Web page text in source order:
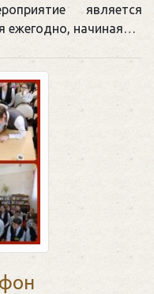
является
ежегодно, начиная…